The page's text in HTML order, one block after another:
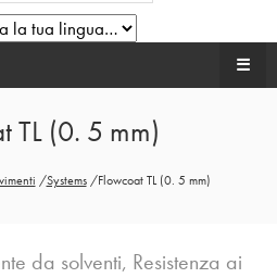
☰
TL (0. 5 mm)
/Systems /Flowcoat TL (0. 5 mm)
da solventi, Resistenza ai